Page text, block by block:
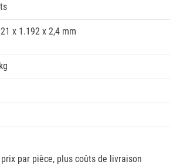
x 1.192 x 2,4 mm
prix par pièce, plus coûts de livraison